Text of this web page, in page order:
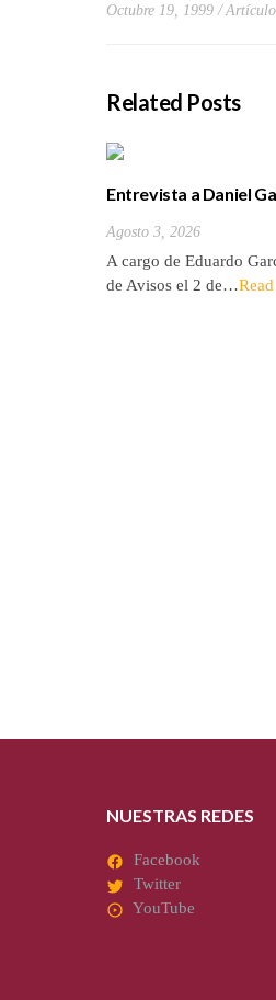
Octubre 19, 1999
Related Posts
Entrevista a Daniel
Agosto 3, 2026
A cargo de Eduardo
de Avisos el 2 de…
NUESTRAS REDES
Facebook
Twitter
YouTube